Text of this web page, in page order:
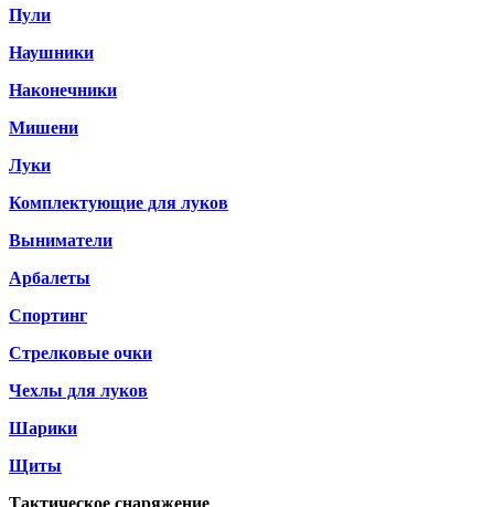
Пули
Наушники
Наконечники
Мишени
Луки
Комплектующие для луков
Выниматели
Арбалеты
Спортинг
Стрелковые очки
Чехлы для луков
Шарики
Щиты
Тактическое снаряжение